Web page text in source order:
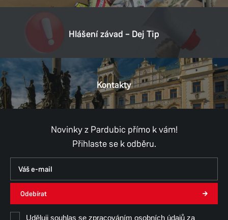
E-mail: ales.reisky@mmp.cz
Provozní doba
Úterý 8:00–11:00, 12:00–15:30
Středa 8:00–11:00, 12:00–17:00
Čtvrtek 8:00–11:00, 12:00–15:30
Hlášení závad – Dej Tip
Kontakty
Novinky z Pardubic přímo k vám!
Přihlaste se k odběru.
Odebírat
Uděluji souhlas se zpracováním osobních údajů za